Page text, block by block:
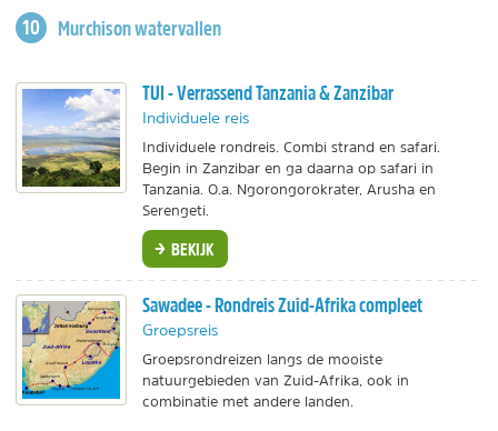
Murchison watervallen
TUI - Verrassend Tanzania & Zanzibar
Individuele reis
Individuele rondreis. Combi strand en safari.
Begin in Zanzibar en ga daarna op safari in
Tanzania. O.a. Ngorongorokrater, Arusha en
Serengeti.
BEKIJK
Sawadee - Rondreis Zuid-Afrika compleet
Groepsreis
Groepsrondreizen langs de mooiste
natuurgebieden van Zuid-Afrika, ook in
combinatie met andere landen.